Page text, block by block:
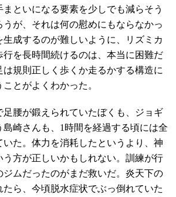
といになる要素を少しでも減らそう
うが、それは何の慰めにもならなかっ
成するのが難しいように、リズミカ
行を長時間続けるのは、本当に困難だ
は規則正しく歩くか走るかする構造に
とがよくわかった。
腰が鍛えられていたぼくも、ジョギ
島崎さんも、1時間を経過する頃には全
た。体力を消耗したというより、神
う方が正しいかもしれない。訓練が行
ジムだったのがまだ救いだ。炎天下の
ら、今頃脱水症状でぶっ倒れていた